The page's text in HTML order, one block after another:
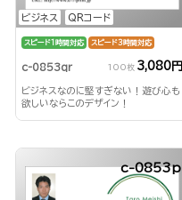
ビジネス QRコード
スピード1時間対応 スピード3時間対応
c-0853qr 100枚 3,080円
ビジネスなのに堅すぎない！遊び心も
欲しいならこのデザイン！
c-0853p